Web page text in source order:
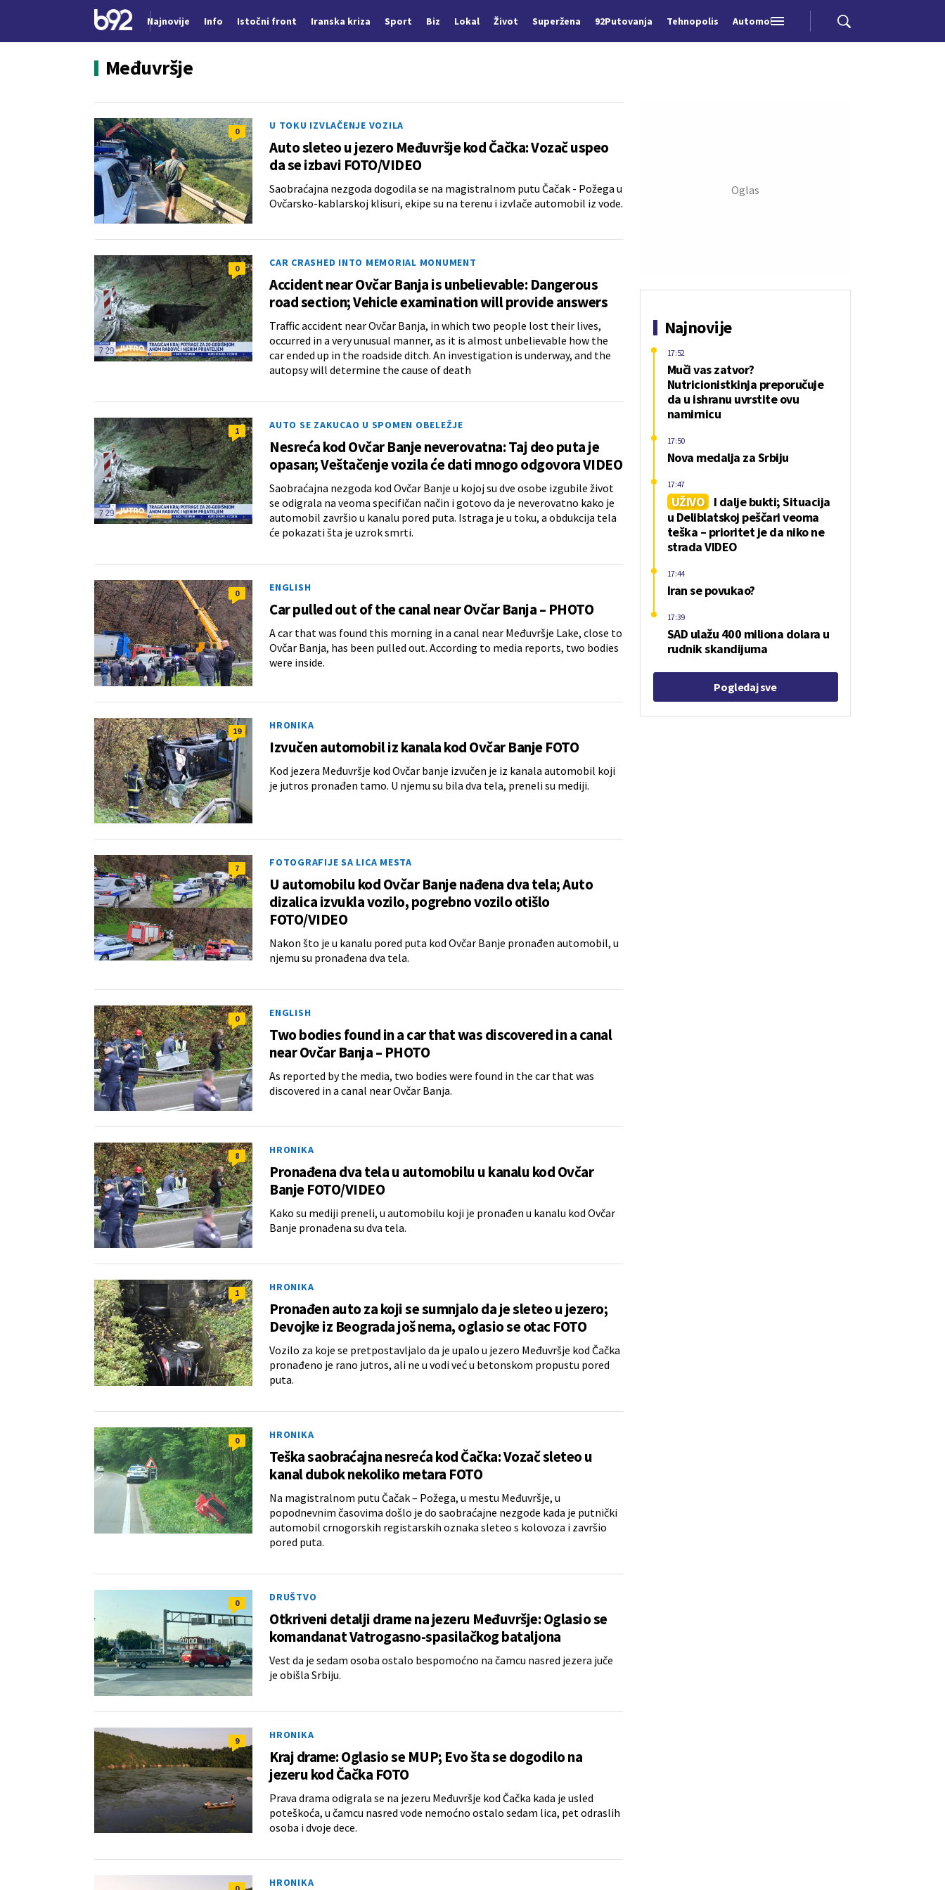
Najnovije Info Istočni front Iranska kriza Sport Biz Lokal Život Superžena 92Putovanja Tehnopolis Automobili
Međuvršje
0 U TOKU IZVLAČENJE VOZILA
Auto sleteo u jezero Međuvršje kod Čačka: Vozač uspeo
da se izbavi FOTO/VIDEO
Saobraćajna nezgoda dogodila se na magistralnom putu Čačak - Požega u
Ovčarsko-kablarskoj klisuri, ekipe su na terenu i izvlače automobil iz vode.
0 CAR CRASHED INTO MEMORIAL MONUMENT
Accident near Ovčar Banja is unbelievable: Dangerous
road section; Vehicle examination will provide answers
Traffic accident near Ovčar Banja, in which two people lost their lives,
occurred in a very unusual manner, as it is almost unbelievable how the
car ended up in the roadside ditch. An investigation is underway, and the
autopsy will determine the cause of death
1 AUTO SE ZAKUCAO U SPOMEN OBELEŽJE
Nesreća kod Ovčar Banje neverovatna: Taj deo puta je
opasan; Veštačenje vozila će dati mnogo odgovora VIDEO
Saobraćajna nezgoda kod Ovčar Banje u kojoj su dve osobe izgubile život
se odigrala na veoma specifičan način i gotovo da je neverovatno kako je
automobil završio u kanalu pored puta. Istraga je u toku, a obdukcija tela
će pokazati šta je uzrok smrti.
0 ENGLISH
Car pulled out of the canal near Ovčar Banja – PHOTO
A car that was found this morning in a canal near Međuvršje Lake, close to
Ovčar Banja, has been pulled out. According to media reports, two bodies
were inside.
19 HRONIKA
Izvučen automobil iz kanala kod Ovčar Banje FOTO
Kod jezera Međuvršje kod Ovčar banje izvučen je iz kanala automobil koji
je jutros pronađen tamo. U njemu su bila dva tela, preneli su mediji.
7 FOTOGRAFIJE SA LICA MESTA
U automobilu kod Ovčar Banje nađena dva tela; Auto
dizalica izvukla vozilo, pogrebno vozilo otišlo
FOTO/VIDEO
Nakon što je u kanalu pored puta kod Ovčar Banje pronađen automobil, u
njemu su pronađena dva tela.
0 ENGLISH
Two bodies found in a car that was discovered in a canal
near Ovčar Banja – PHOTO
As reported by the media, two bodies were found in the car that was
discovered in a canal near Ovčar Banja.
8 HRONIKA
Pronađena dva tela u automobilu u kanalu kod Ovčar
Banje FOTO/VIDEO
Kako su mediji preneli, u automobilu koji je pronađen u kanalu kod Ovčar
Banje pronađena su dva tela.
1 HRONIKA
Pronađen auto za koji se sumnjalo da je sleteo u jezero;
Devojke iz Beograda još nema, oglasio se otac FOTO
Vozilo za koje se pretpostavljalo da je upalo u jezero Međuvršje kod Čačka
pronađeno je rano jutros, ali ne u vodi već u betonskom propustu pored
puta.
0 HRONIKA
Teška saobraćajna nesreća kod Čačka: Vozač sleteo u
kanal dubok nekoliko metara FOTO
Na magistralnom putu Čačak – Požega, u mestu Međuvršje, u
popodnevnim časovima došlo je do saobraćajne nezgode kada je putnički
automobil crnogorskih registarskih oznaka sleteo s kolovoza i završio
pored puta.
0 DRUŠTVO
Otkriveni detalji drame na jezeru Međuvršje: Oglasio se
komandanat Vatrogasno-spasilačkog bataljona
Vest da je sedam osoba ostalo bespomoćno na čamcu nasred jezera juče
je obišla Srbiju.
9 HRONIKA
Kraj drame: Oglasio se MUP; Evo šta se dogodilo na
jezeru kod Čačka FOTO
Prava drama odigrala se na jezeru Međuvršje kod Čačka kada je usled
poteškoća, u čamcu nasred vode nemoćno ostalo sedam lica, pet odraslih
osoba i dvoje dece.
HRONIKA
Najnovije
Muči vas zatvor?
Nutricionistkinja preporučuje
da u ishranu uvrstite ovu
namirnicu
17:52
Nova medalja za Srbiju
17:50
UŽIVO
I dalje bukti; Situacija
u Deliblatskoj peščari veoma
teška – prioritet je da niko ne
strada VIDEO
17:47
Iran se povukao?
17:44
SAD ulažu 400 miliona dolara u
rudnik skandijuma
17:39
Pogledaj sve